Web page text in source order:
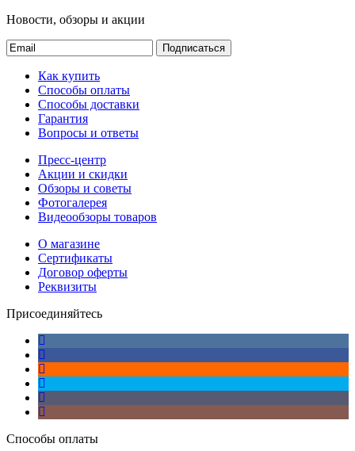
Новости, обзоры и акции
Подписаться
Как купить
Способы оплаты
Способы доставки
Гарантия
Вопросы и ответы
Пресс-центр
Акции и скидки
Обзоры и советы
Фотогалерея
Видеообзоры товаров
О магазине
Сертификаты
Договор оферты
Реквизиты
Присоединяйтесь
Способы оплаты